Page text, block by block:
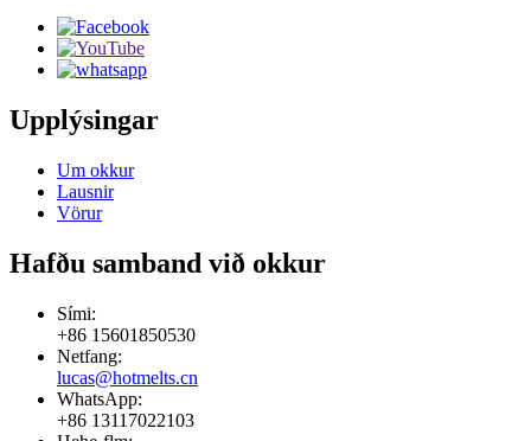
Upplýsingar
Um okkur
Lausnir
Vörur
Hafðu samband við okkur
Sími:
+86 15601850530
Netfang:
lucas@hotmelts.cn
WhatsApp:
+86 13117022103